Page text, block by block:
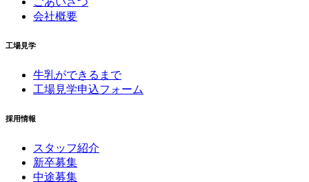
会社概要
工場見学
牛乳ができるまで
工場見学申込フォーム
採用情報
スタッフ紹介
新卒募集
中途募集